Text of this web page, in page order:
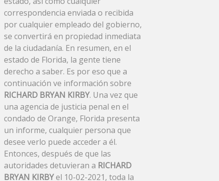
correspondencia enviada o recibida
por cualquier empleado del gobierno,
se convertirá en propiedad inmediata
de la ciudadanía. En resumen, en el
estado de Florida, la gente tiene
derecho a saber. Es por eso que a
continuación ve información sobre
RICHARD BRYAN KIRBY. Una vez que
una agencia de justicia penal en el
condado de Orange, Florida presenta
un informe, cualquier persona que
desee verlo puede acceder a él.
Entonces, después de que las
autoridades detuvieran a RICHARD
BRYAN KIRBYel 10-02-2021, toda la